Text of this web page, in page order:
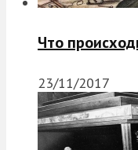
Что
23/11/2017